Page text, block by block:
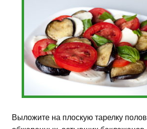
Выложите на плоскую тарелку